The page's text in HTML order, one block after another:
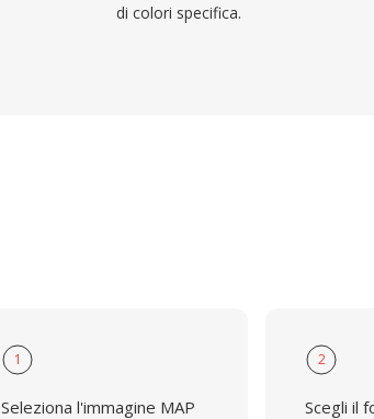
di colori specifica.
1
Seleziona l'immagine MAP
2
Scegli il